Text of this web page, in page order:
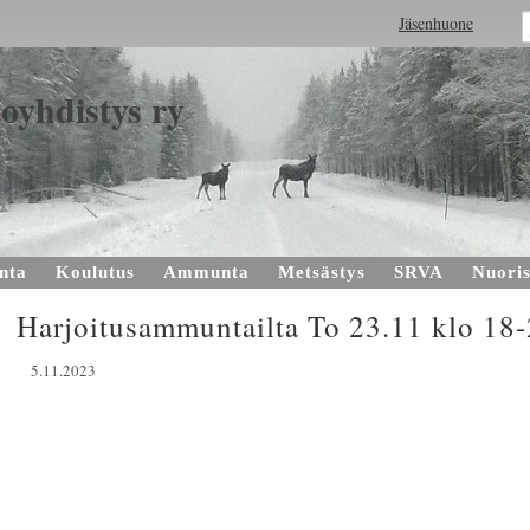
Jäsenhuone
ry
Koulutus Ammunta Metsästys SRVA
Harjoitusammuntailta To 23.11 klo
5.11.2023